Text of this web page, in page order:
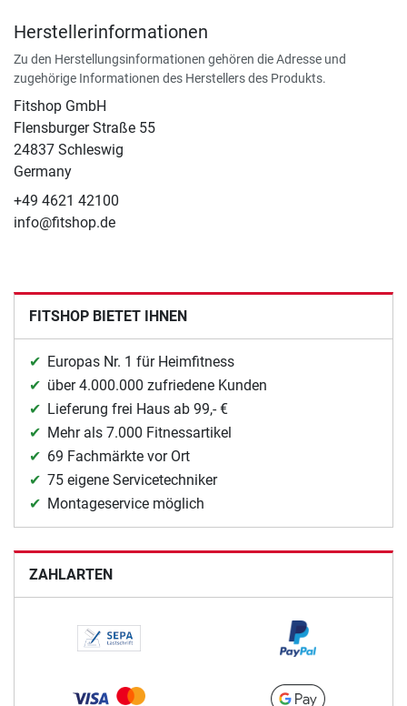
Herstellerinformationen
Zu den Herstellungsinformationen gehören die Adresse und
zugehörige Informationen des Herstellers des Produkts.
Fitshop GmbH
Flensburger Straße 55
24837 Schleswig
Germany
+49 4621 42100
info@fitshop.de
FITSHOP BIETET IHNEN
Europas Nr. 1 für Heimfitness
über 4.000.000 zufriedene Kunden
Lieferung frei Haus ab 99,- €
Mehr als 7.000 Fitnessartikel
69 Fachmärkte vor Ort
75 eigene Servicetechniker
Montageservice möglich
ZAHLARTEN